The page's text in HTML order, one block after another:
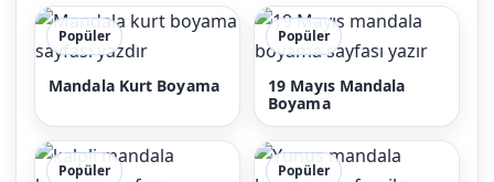
Popüler
Mandala Kurt Boyama
Popüler
19 Mayıs Mandala
Boyama
Popüler Popüler